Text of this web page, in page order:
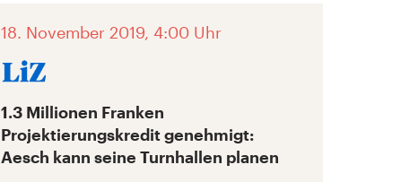
18. November 2019, 4:00 Uhr
1.3 Millionen Franken
Projektierungskredit genehmigt:
Aesch kann seine Turnhallen planen